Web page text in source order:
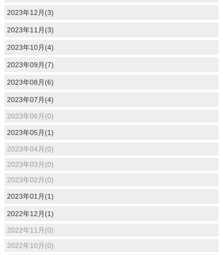
2023年12月(3)
2023年11月(3)
2023年10月(4)
2023年09月(7)
2023年08月(6)
2023年07月(4)
2023年06月(0)
2023年05月(1)
2023年04月(0)
2023年03月(0)
2023年02月(0)
2023年01月(1)
2022年12月(1)
2022年11月(0)
2022年10月(0)